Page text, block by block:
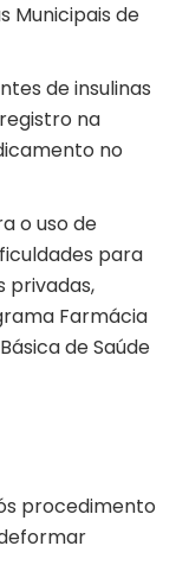
Municipais de
de insulinas
na
no
o uso de
para
privadas,
Farmácia
de Saúde
procedimento